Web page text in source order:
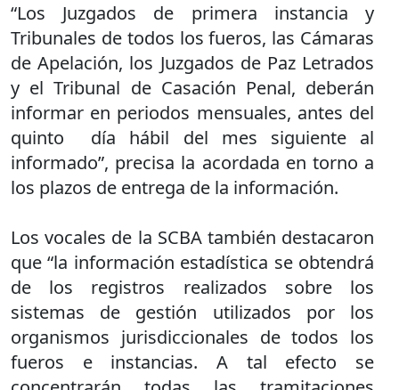
“Los Juzgados de primera instancia y
Tribunales de todos los fueros, las Cámaras
de Apelación, los Juzgados de Paz Letrados
y el Tribunal de Casación Penal, deberán
informar en periodos mensuales, antes del
quinto día hábil del mes siguiente al
informado”, precisa la acordada en torno a
los plazos de entrega de la información.
Los vocales de la SCBA también destacaron
que “la información estadística se obtendrá
de los registros realizados sobre los
sistemas de gestión utilizados por los
organismos jurisdiccionales de todos los
fueros e instancias. A tal efecto se